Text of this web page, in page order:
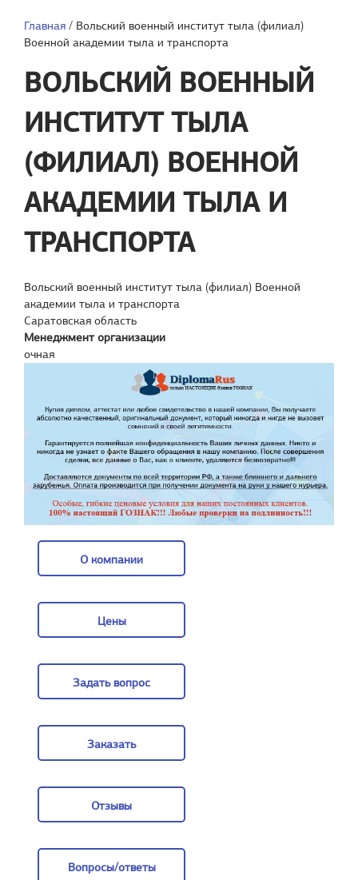
Главная / Вольский военный институт тыла (филиал)
Военной академии тыла и транспорта
ВОЛЬСКИЙ ВОЕННЫЙ
ИНСТИТУТ ТЫЛА
(ФИЛИАЛ) ВОЕННОЙ
АКАДЕМИИ ТЫЛА И
ТРАНСПОРТА
Вольский военный институт тыла (филиал) Военной
академии тыла и транспорта
Саратовская область
Менеджмент организации
очная
О компании
Цены
Задать вопрос
Заказать
Отзывы
Вопросы/ответы